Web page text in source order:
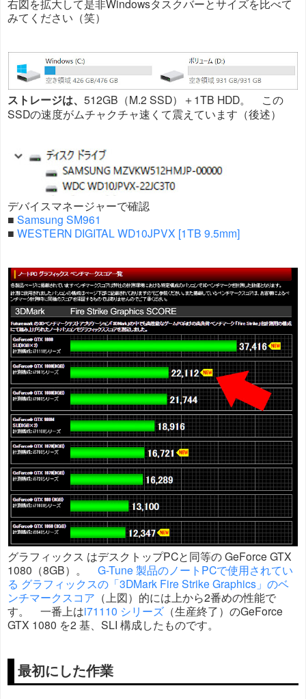
右図を拡大して是非Windowsタスクバーとサイズを比べて
みてください（笑）
ストレージは、 512GB（M.2 SSD）＋1TB HDD。 この
SSDの速度がムチャクチャ速くて震えています（後述）
デバイスマネージャーで確認
■ Samsung SM961
■ WESTERN DIGITAL WD10JPVX [1TB 9.5mm]
グラフィックス はデスクトップPCと同等の GeForce GTX
1080（8GB）。 G-Tune 製品のノートPCで使用されてい
る グラフィックスの「3DMark Fire Strike Graphics」のベ
ンチマークスコア （上図）的には上から2番めの性能で
す。 一番上はi71110 シリーズ （生産終了）のGeForce
GTX 1080 を2 基、SLI 構成したものです。
最初にした作業